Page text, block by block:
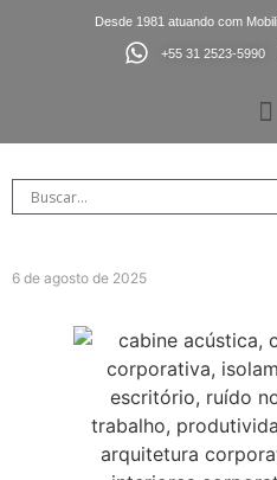
Desde 1981 atuando com
+55 31 2523-5990
6 de agosto de 2025